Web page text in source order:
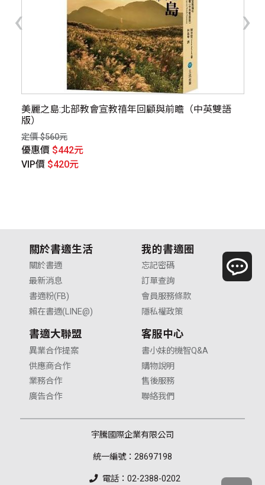
美麗之島:北部教會宣教禧年回顧與前瞻（中英雙語
版）
定價 $560元
優惠價 $442元
VIP價 $420元
‹ ›
關於書適生活
關於書適
最新消息
書適粉(FB)
賴在書適(LINE@)
我的書適圈
忘記密碼
訂單查詢
會員服務條款
隱私權政策
書適大聯盟
異業合作提案
供應商合作
業務合作
廣告合作
客服中心
書小妹的機智Q&A
購物說明
售後服務
聯絡我們
宇騰國際企業有限公司
統一編號：28697198
電話：02-2388-0202